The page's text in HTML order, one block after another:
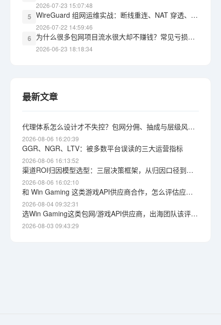
2026-07-23 15:07:48
5 WireGuard 组网运维实战：断线重连、NAT 穿透、监控告警，三道坎怎么过
2026-07-22 14:59:46
6 为什么很多包网项目流水很大却不赚钱？常见亏损黑洞盘点
2026-06-23 18:18:34
最新文章
代理体系怎么设计才不失控？包网分佣、抽成与层级风险详解
2026-08-06 16:20:39
GGR、NGR、LTV：被多数平台误读的三大运营指标
2026-08-06 16:13:52
渠道ROI归因模型选型：三层决策框架，从归因口径到获客成本上限
2026-08-06 16:02:10
和 Win Gaming 这类游戏API供应商合作，怎么评估应急响应能力？根因定位与自保思路
2026-08-04 09:32:31
选Win Gaming这类包网/游戏API供应商，出海团队该评估哪些维度
2026-08-03 09:43:29